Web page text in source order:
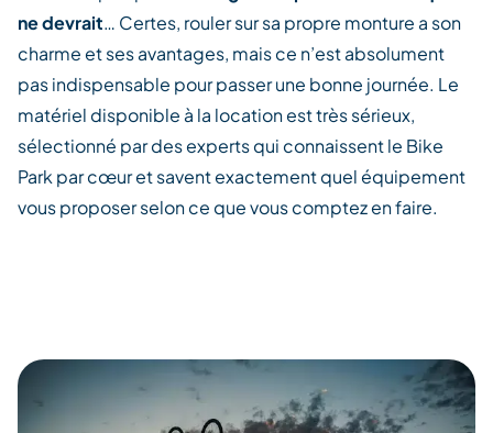
ne devrait… Certes, rouler sur sa propre monture a son
charme et ses avantages, mais ce n’est absolument
pas indispensable pour passer une bonne journée. Le
matériel disponible à la location est très sérieux,
sélectionné par des experts qui connaissent le Bike
Park par cœur et savent exactement quel équipement
vous proposer selon ce que vous comptez en faire.